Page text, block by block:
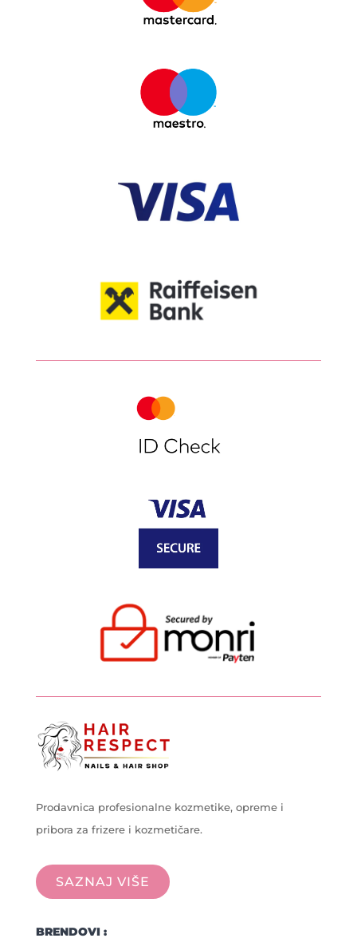
Prodavnica profesionalne kozmetike, opreme i
pribora za frizere i kozmetičare.
SAZNAJ VIŠE
BRENDOVI :